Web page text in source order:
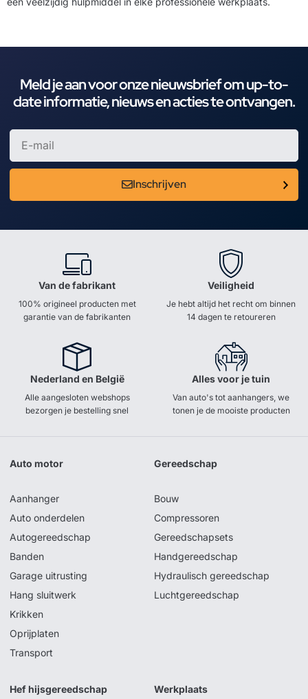
Meld je aan voor onze nieuwsbrief om up-to-
date informatie, nieuws en acties te ontvangen.
Inschrijven
Van de fabrikant
100% origineel producten met
garantie van de fabrikanten
Veiligheid
Je hebt altijd het recht om binnen
14 dagen te retoureren
Nederland en België
Alle aangesloten webshops
bezorgen je bestelling snel
Alles voor je tuin
Van auto's tot aanhangers, we
tonen je de mooiste producten
Auto motor
Aanhanger
Auto onderdelen
Autogereedschap
Banden
Garage uitrusting
Hang sluitwerk
Krikken
Oprijplaten
Transport
Gereedschap
Bouw
Compressoren
Gereedschapsets
Handgereedschap
Hydraulisch gereedschap
Luchtgereedschap
Hef hijsgereedschap Werkplaats